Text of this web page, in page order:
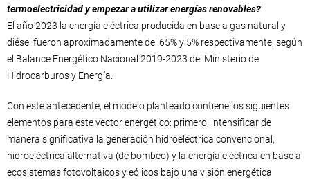
termoelectricidad y empezar a utilizar energías renovables?
El año 2023 la energía eléctrica producida en base a gas natural y
diésel fueron aproximadamente del 65% y 5% respectivamente, según
el Balance Energético Nacional 2019-2023 del Ministerio de
Hidrocarburos y Energía.
Con este antecedente, el modelo planteado contiene los siguientes
elementos para este vector energético: primero, intensificar de
manera significativa la generación hidroeléctrica convencional,
hidroeléctrica alternativa (de bombeo) y la energía eléctrica en base a
ecosistemas fotovoltaicos y eólicos bajo una visión energética